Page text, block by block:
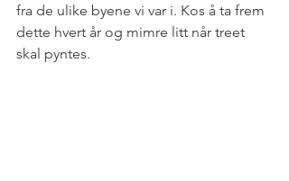
fra de ulike byene vi var i. Kos å ta frem
dette hvert år og mimre litt når treet
skal pyntes.